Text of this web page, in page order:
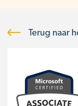
Terug naar